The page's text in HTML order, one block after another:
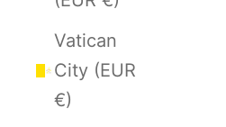
Vatican
City (EUR
€)